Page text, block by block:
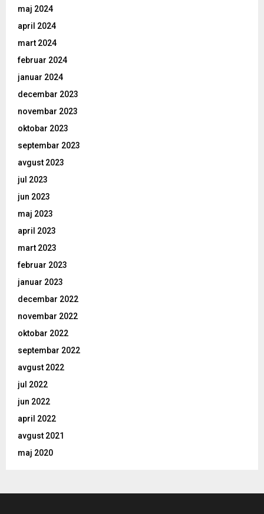
maj 2024
april 2024
mart 2024
februar 2024
januar 2024
decembar 2023
novembar 2023
oktobar 2023
septembar 2023
avgust 2023
jul 2023
jun 2023
maj 2023
april 2023
mart 2023
februar 2023
januar 2023
decembar 2022
novembar 2022
oktobar 2022
septembar 2022
avgust 2022
jul 2022
jun 2022
april 2022
avgust 2021
maj 2020